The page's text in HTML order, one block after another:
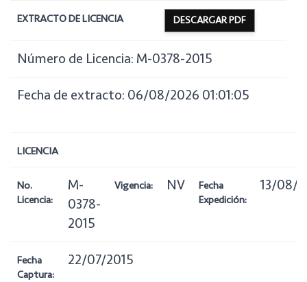
EXTRACTO DE LICENCIA DESCARGAR PDF
Número de Licencia: M-0378-2015
Fecha de extracto: 06/08/2026 01:01:05
LICENCIA
No.
Licencia:
M-
0378-
2015
Vigencia: NV
Fecha
Expedición:
13/08/
Fecha
Captura:
22/07/2015